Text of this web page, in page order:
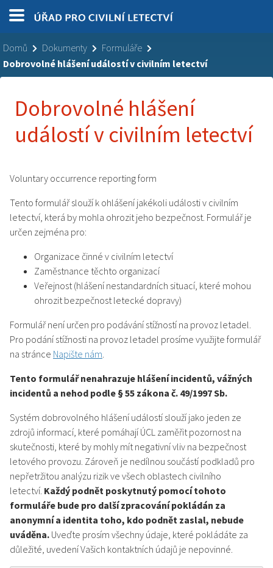
Domů Dokumenty
Formuláře
Dobrovolné hlášení událostí v civilním letectví
Dobrovolné hlášení
událostí v civilním letectví
Voluntary occurrence reporting form
Tento formulář slouží k ohlášení jakékoli události v civilním
letectví, která by mohla ohrozit jeho bezpečnost. Formulář je
určen zejména pro:
Organizace činné v civilním letectví
Zaměstnance těchto organizací
Veřejnost (hlášení nestandardních situací, které mohou
ohrozit bezpečnost letecké dopravy)
Formulář není určen pro podávání stížností na provoz letadel.
Pro podání stížnosti na provoz letadel prosíme využijte formulář
na stránce Napište nám.
Tento formulář nenahrazuje hlášení incidentů, vážných
incidentů a nehod podle § 55 zákona č. 49/1997 Sb.
Systém dobrovolného hlášení událostí slouží jako jeden ze
zdrojů informací, které pomáhají ÚCL zaměřit pozornost na
skutečnosti, které by mohly mít negativní vliv na bezpečnost
letového provozu. Zároveň je nedílnou součástí podkladů pro
nepřetržitou analýzu rizik ve všech oblastech civilního
letectví. Každý podnět poskytnutý pomocí tohoto
formuláře bude pro další zpracování pokládán za
anonymní a identita toho, kdo podnět zaslal, nebude
uváděna. Uveďte prosím všechny údaje, které pokládáte za
důležité, uvedení Vašich kontaktních údajů je nepovinné.